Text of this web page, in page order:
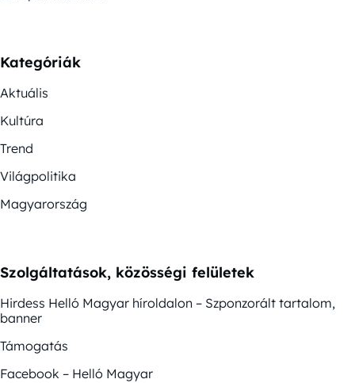
Kategóriák
Aktuális
Kultúra
Trend
Világpolitika
Magyarország
Szolgáltatások, közösségi felületek
Hirdess Helló Magyar híroldalon – Szponzorált tartalom,
banner
Támogatás
Facebook – Helló Magyar